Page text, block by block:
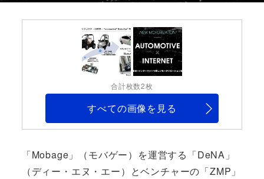
合計枚数2枚
すべての画像を見る
「Mobage」（モバゲー）を運営する「DeNA」
（ディー・エヌ・エー）とベンチャーの「ZMP」